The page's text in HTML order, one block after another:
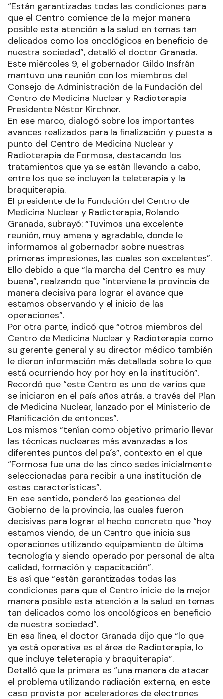
“Están garantizadas todas las condiciones para
que el Centro comience de la mejor manera
posible esta atención a la salud en temas tan
delicados como los oncológicos en beneficio de
nuestra sociedad”, detalló el doctor Granada.
Este miércoles 9, el gobernador Gildo Insfrán
mantuvo una reunión con los miembros del
Consejo de Administración de la Fundación del
Centro de Medicina Nuclear y Radioterapia
Presidente Néstor Kirchner.
En ese marco, dialogó sobre los importantes
avances realizados para la finalización y puesta a
punto del Centro de Medicina Nuclear y
Radioterapia de Formosa, destacando los
tratamientos que ya se están llevando a cabo,
entre los que se incluyen la teleterapia y la
braquiterapia.
El presidente de la Fundación del Centro de
Medicina Nuclear y Radioterapia, Rolando
Granada, subrayó: “Tuvimos una excelente
reunión, muy amena y agradable, donde le
informamos al gobernador sobre nuestras
primeras impresiones, las cuales son excelentes”.
Ello debido a que “la marcha del Centro es muy
buena”, realzando que “interviene la provincia de
manera decisiva para lograr el avance que
estamos observando y el inicio de las
operaciones”.
Por otra parte, indicó que “otros miembros del
Centro de Medicina Nuclear y Radioterapia como
su gerente general y su director médico también
le dieron información más detallada sobre lo que
está ocurriendo hoy por hoy en la institución”.
Recordó que “este Centro es uno de varios que
se iniciaron en el país años atrás, a través del Plan
de Medicina Nuclear, lanzado por el Ministerio de
Planificación de entonces”.
Los mismos “tenían como objetivo primario llevar
las técnicas nucleares más avanzadas a los
diferentes puntos del país”, contexto en el que
“Formosa fue una de las cinco sedes inicialmente
seleccionadas para recibir a una institución de
estas características”.
En ese sentido, ponderó las gestiones del
Gobierno de la provincia, las cuales fueron
decisivas para lograr el hecho concreto que “hoy
estamos viendo, de un Centro que inicia sus
operaciones utilizando equipamiento de última
tecnología y siendo operado por personal de alta
calidad, formación y capacitación”.
Es así que “están garantizadas todas las
condiciones para que el Centro inicie de la mejor
manera posible esta atención a la salud en temas
tan delicados como los oncológicos en beneficio
de nuestra sociedad”.
En esa línea, el doctor Granada dijo que “lo que
ya está operativa es el área de Radioterapia, lo
que incluye teleterapia y braquiterapia”.
Detalló que la primera es “una manera de atacar
el problema utilizando radiación externa, en este
caso provista por aceleradores de electrones